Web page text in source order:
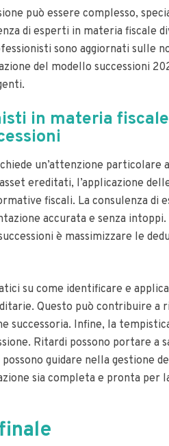
può essere complesso,
di esperti in materia fiscale
sono aggiornati sulle
del modello successioni
in materia
un’attenzione particolare
ereditati, l’applicazione
fiscali. La consulenza di
accurata e senza intoppi.
è massimizzare le
su come identificare e
Questo può contribuire a
successoria. Infine, la
Ritardi possono portare a
guidare nella gestione
sia completa e pronta per